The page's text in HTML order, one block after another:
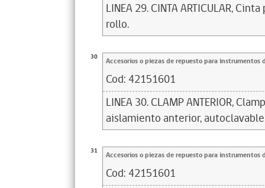
LINEA 29. CINTA ARTICULAR,
rollo.
30 Accesorios o piezas de repuesto para instrumentos
Cod: 42151601
LINEA 30. CLAMP ANTERIOR,
aislamiento anterior,
31 Accesorios o piezas de repuesto para instrumentos
Cod: 42151601